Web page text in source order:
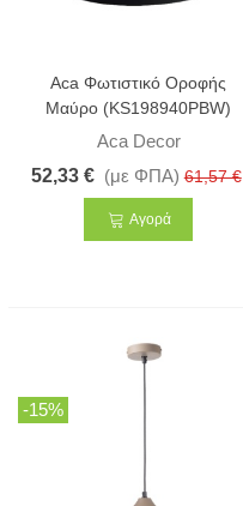
Aca Φωτιστικό Οροφής
Μαύρο (KS198940PBW)
Aca Decor
52,33 € (με ΦΠΑ) 61,57 €
Αγορά
-15%